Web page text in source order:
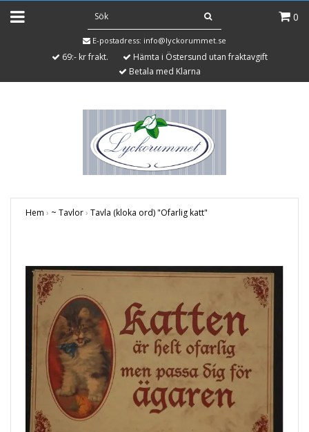
0
E-postadress: info@lyckorummet.se
69:- kr frakt.
Hämta i Östersund utan fraktavgift
Betala med Klarna
Hem › ~ Tavlor› Tavla (kloka ord) "Ofarlig katt"